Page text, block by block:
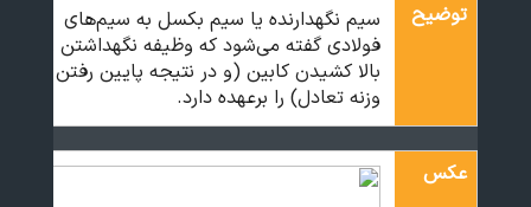
توضیح
سیم نگهدارنده یا سیم بکسل به سیم‌های
فولادی گفته می‌شود که وظیفه نگهداشتن و
بالا کشیدن کابین (و در نتیجه پایین رفتن
وزنه تعادل) را برعهده دارد.
عکس